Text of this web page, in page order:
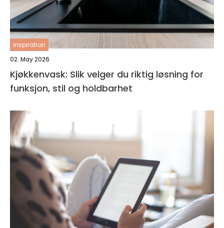
inspiration
02. May 2026
Kjøkkenvask: Slik velger du riktig løsning for
funksjon, stil og holdbarhet